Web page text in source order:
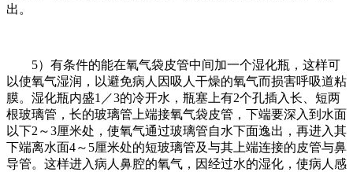
出。
5）有条件的能在氧气袋皮管中间加一个湿化瓶，这样可
以使氧气湿润，以避免病人因吸人干燥的氧气而损害呼吸道粘
膜。湿化瓶内盛1／3的冷开水，瓶塞上有2个孔插入长、短两
根玻璃管，长的玻璃管上端接氧气袋皮管，下端要深入到水面
以下2～3厘米处，使氧气通过玻璃管自水下面逸出，再进入其
下端离水面4～5厘米处的短玻璃管及与其上端连接的皮管与鼻
导管。这样进入病人鼻腔的氧气，因经过水的湿化，使病人感